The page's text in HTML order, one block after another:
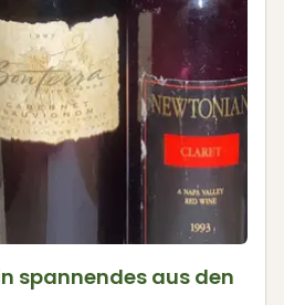
spannendes aus den